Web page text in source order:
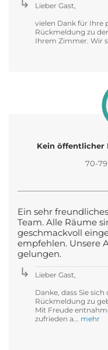
Lieber Gast,
vielen Dank für Ihre
Rückmeldung zu
Ihrem Zimmer. Wir
Kein öffentlicher
70-
Ein sehr
Team. Alle Räume
geschmackvoll
empfehlen. Unsere
gelungen.
Lieber Gast,
Danke, dass Sie
Rückmeldung zu
Mit Freude
zufrieden a... mehr